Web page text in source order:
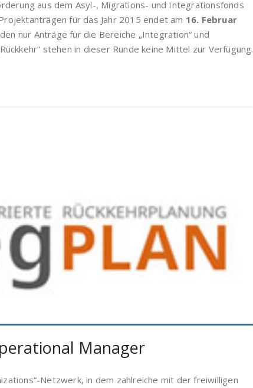
aus dem Asyl-, Migrations- und Integrationsfonds
für das Jahr 2015 endet am 16. Februar
nur Anträge für die Bereiche „Integration“ und
stehen in dieser Runde keine Mittel zur Verfügung.
Manager
Netzwerk, in dem zahlreiche mit der freiwilligen